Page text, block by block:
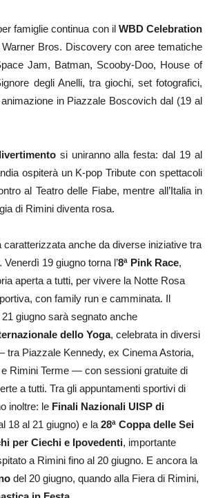
famiglie continua con il WBD Celebration
Bros. Discovery con aree tematiche
Jam, Batman, Scooby-Doo, House of
degli Anelli, tra giochi, set fotografici,
in Piazzale Boscovich dal (19 al
si uniranno alla festa: dal 19 al
ospiterà un K-pop Tribute con spettacoli
al Teatro delle Fiabe, mentre all’Italia in
di Rimini diventa rosa.
caratterizzata anche da diverse iniziative tra
19 giugno torna l’8ª Pink Race,
aperta a tutti, per vivere la Notte Rosa
con family run e camminata. Il
giugno sarà segnato anche
dello Yoga, celebrata in diversi
tra Piazzale Kennedy, ex Cinema Astoria,
Rimini Terme — con sessioni gratuite di
a tutti. Tra gli appuntamenti sportivi di
inoltre: le Finali Nazionali UISP di
18 al 21 giugno) e la 28ª Coppa delle Sei
per Ciechi e Ipovedenti, importante
a Rimini fino al 20 giugno. E ancora la
del 20 giugno, quando alla Fiera di Rimini,